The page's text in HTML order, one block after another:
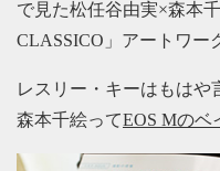
で見た松任谷由実×森本
CLASSICO」アートワー
レスリー・キーはもはや
森本千絵ってEOS Mのベ